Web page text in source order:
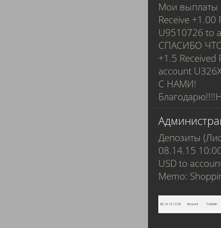
Мои выплаты
Receive
U9510726 to
СПАСИБО
+1.5
account
С НАМИ!
Депозиты
08.14.15
USD to
Memo: